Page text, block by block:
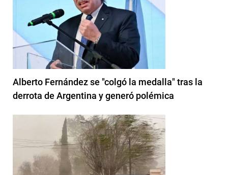
Alberto Fernández se "colgó la medalla" tras la
derrota de Argentina y generó polémica